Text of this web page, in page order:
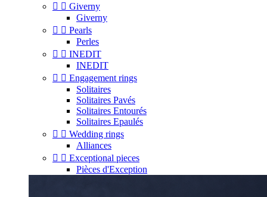
  Giverny
Giverny
  Pearls
Perles
  INEDIT
INEDIT
  Engagement rings
Solitaires
Solitaires Pavés
Solitaires Entourés
Solitaires Epaulés
  Wedding rings
Alliances
  Exceptional pieces
Pièces d'Exception